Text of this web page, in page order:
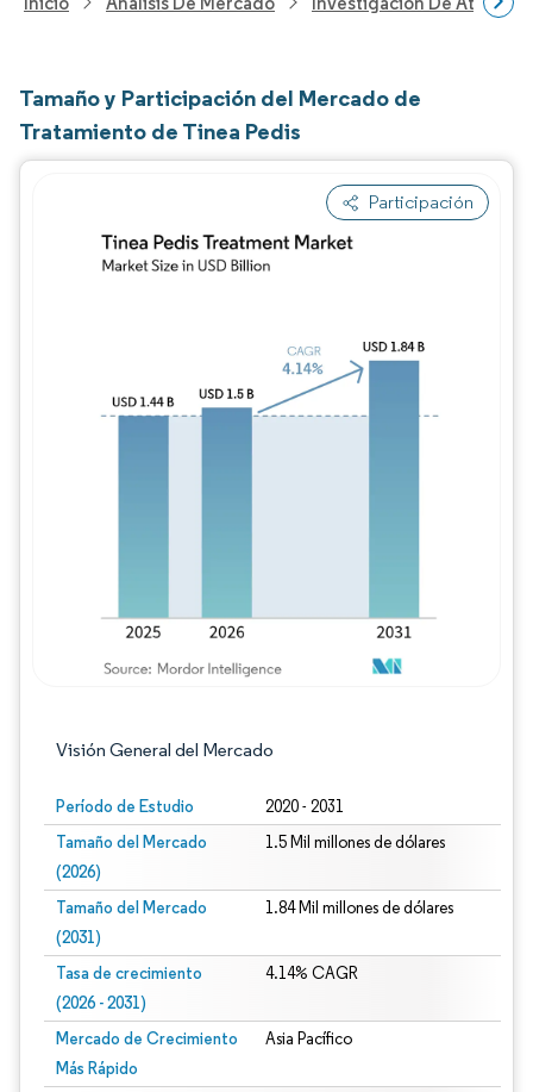
Tamaño y Participación del Mercado de
Tratamiento de Tinea Pedis
Participación
Visión General del Mercado
Período de Estudio 2020 - 2031
Tamaño del Mercado
(2026)
1.5 Mil millones de dólares
Tamaño del Mercado
(2031)
1.84 Mil millones de dólares
Tasa de crecimiento
(2026 - 2031)
4.14% CAGR
Mercado de Crecimiento
Más Rápido
Asia Pacífico